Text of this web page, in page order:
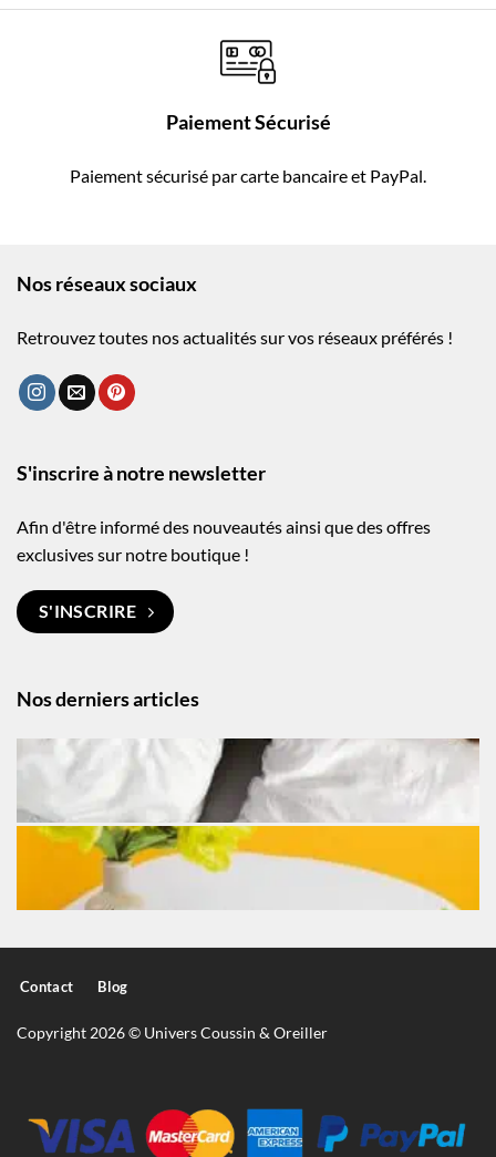
Paiement Sécurisé
Paiement sécurisé par carte bancaire et PayPal.
Nos réseaux sociaux
Retrouvez toutes nos actualités sur vos réseaux préférés !
Nos derniers articles
S'inscrire à notre newsletter
Afin d'être informé des nouveautés ainsi que des offres
exclusives sur notre boutique !
S'INSCRIRE
Contact Blog
Copyright 2026 © Univers Coussin & Oreiller